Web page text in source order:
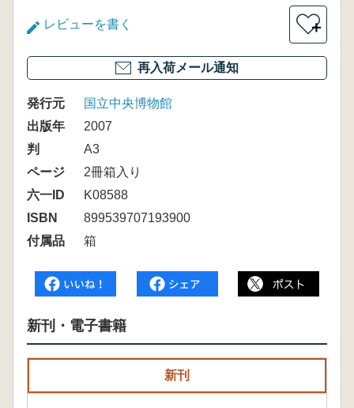
レビューを書く ＋
再入荷メール通知
発行元
国立中央博物館
出版年
2007
判
A3
ページ
2冊箱入り
六一ID
K08588
ISBN
899539707193900
付属品
箱
新刊・電子書籍
新刊